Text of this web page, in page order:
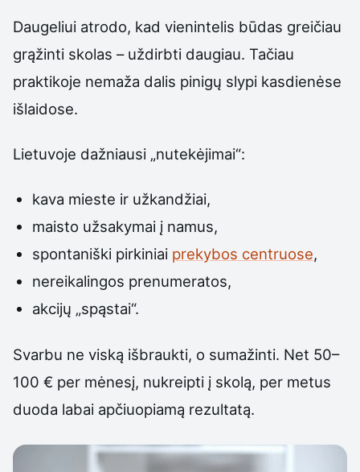
Daugeliui atrodo, kad vienintelis būdas greičiau
grąžinti skolas – uždirbti daugiau. Tačiau
praktikoje nemaža dalis pinigų slypi kasdienėse
išlaidose.
Lietuvoje dažniausi „nutekėjimai“:
kava mieste ir užkandžiai,
maisto užsakymai į namus,
spontaniški pirkiniai prekybos centruose,
nereikalingos prenumeratos,
akcijų „spąstai“.
Svarbu ne viską išbraukti, o sumažinti. Net 50–
100 € per mėnesį, nukreipti į skolą, per metus
duoda labai apčiuopiamą rezultatą.